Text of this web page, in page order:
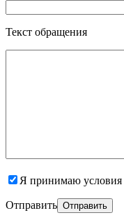
Текст обращения
Я принимаю условия
Отправить